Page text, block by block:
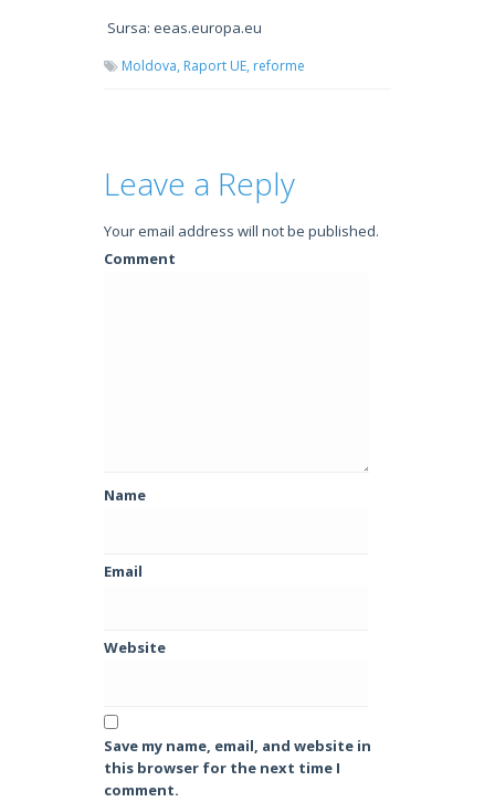
Sursa: eeas.europa.eu
Moldova, Raport UE, reforme
Leave a Reply
Your email address will not be published.
Comment
Name
Email
Website
Save my name, email, and website in
this browser for the next time I
comment.